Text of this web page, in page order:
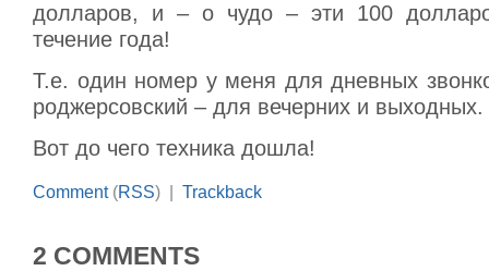
долларов, и – о чудо – эти 100
течение года!
Т.е. один номер у меня для дневных
роджерсовский – для вечерних и выходных.
Вот до чего техника дошла!
Comment(RSS) | Trackback
2 COMMENTS